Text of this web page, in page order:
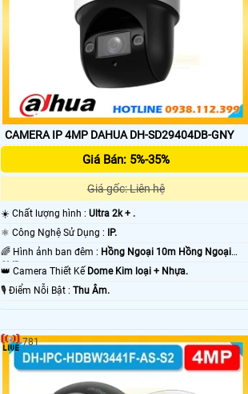
CAMERA IP 4MP DAHUA DH-SD29404DB-GNY
Giá Bán: 5%-35%
Giá gốc: Liên hệ
☀️ Chất lượng hình : Ultra 2k + .
⚛️ Công Nghệ Sử Dụng :
IP.
🌈 Hình ảnh ban đêm : Hồng Ngoại 10m Hồng Ngoại
SMD.👑 Camera Thiết Kế Dome Kim loại + Nhựa.
️🎙 Điểm Nỗi Bật : Thu Âm.
781